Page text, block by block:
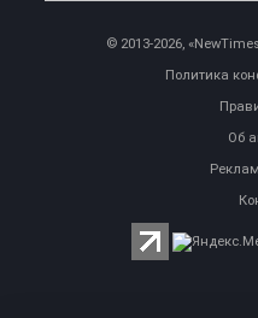
© 2013-2026,
Политика
Об